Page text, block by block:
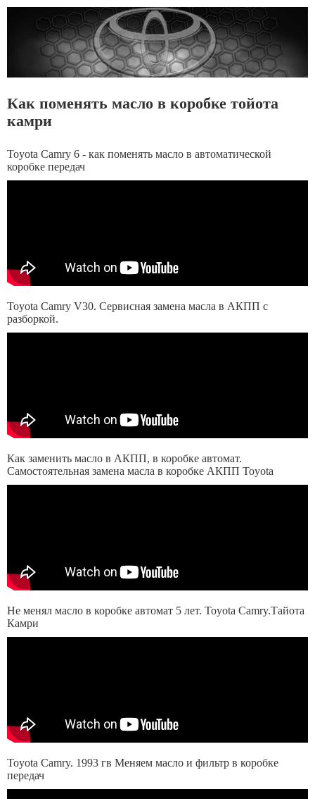
Как поменять масло в коробке тойота
камри
Toyota Camry 6 - как поменять масло в автоматической
коробке передач
Toyota Camry V30. Сервисная замена масла в АКПП с
разборкой.
Как заменить масло в АКПП, в коробке автомат.
Самостоятельная замена масла в коробке АКПП Toyota
Не менял масло в коробке автомат 5 лет. Toyota Camry.Тайота
Камри
Toyota Camry. 1993 гв Меняем масло и фильтр в коробке
передач